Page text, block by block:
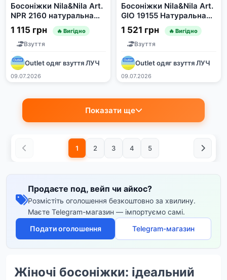
Босоніжки Nila&Nila Art.
NPR 2160 натуральна
шкіра
1 115 грн 🔥 Вигідно
Взуття
Outlet одяг взуття ЛУЧ
09.07.2026
Босоніжки Nila&Nila Art.
GIO 19155 Натуральна
шкіра
1 521 грн 🔥 Вигідно
Взуття
Outlet одяг взуття ЛУЧ
09.07.2026
Показати ще
1 2 3 4 5
Продаєте под, вейп чи айкос?
Розмістіть оголошення безкоштовно за хвилину.
Маєте Telegram-магазин — імпортуємо самі.
Подати оголошення
Telegram-магазин
Жіночі босоніжки: ідеальний